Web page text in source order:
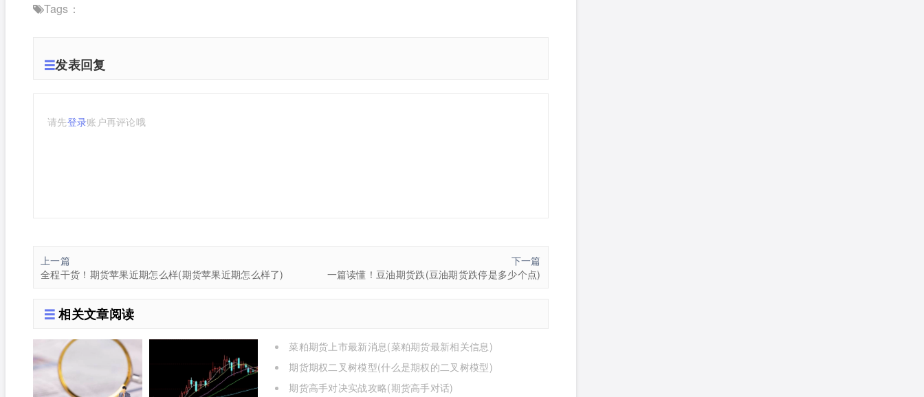
Tags：
发表回复
请先登录账户再评论哦
上一篇
全程干货！期货苹果近期怎么样(期货苹果近期怎么样了)
下一篇
一篇读懂！豆油期货跌(豆油期货跌停是多少个点)
相关文章阅读
菜粕期货上市最新消息(菜粕期货最新相关信息)
期货期权二叉树模型(什么是期权的二叉树模型)
期货高手对决实战攻略(期货高手对话)